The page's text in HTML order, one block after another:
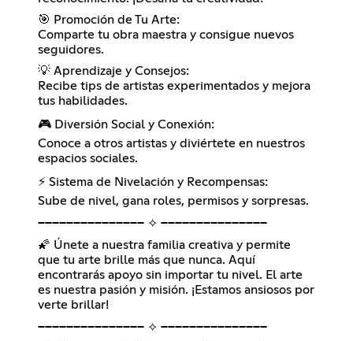
🎯 Promoción de Tu Arte:
Comparte tu obra maestra y consigue nuevos
seguidores.
💡 Aprendizaje y Consejos:
Recibe tips de artistas experimentados y mejora
tus habilidades.
🎮 Diversión Social y Conexión:
Conoce a otros artistas y diviértete en nuestros
espacios sociales.
⚡ Sistema de Nivelación y Recompensas:
Sube de nivel, gana roles, permisos y sorpresas.
━━━━━━━━━━━━━━━ ✧ ━━━━━━━━━━━━━━━
🌠 Únete a nuestra familia creativa y permite
que tu arte brille más que nunca. Aquí
encontrarás apoyo sin importar tu nivel. El arte
es nuestra pasión y misión. ¡Estamos ansiosos por
verte brillar!
━━━━━━━━━━━━━━━ ✧ ━━━━━━━━━━━━━━━